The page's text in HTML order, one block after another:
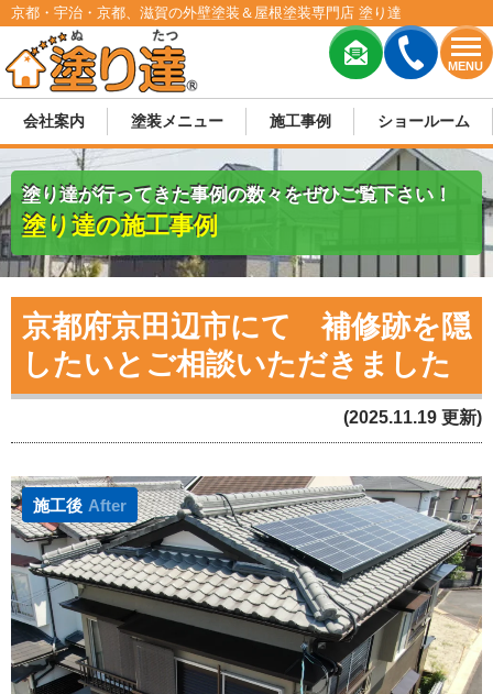
MENU
京都・宇治・京都、滋賀の外壁塗装＆屋根塗装専門店 塗り達
会社案内 塗装メニュー 施工事例 ショールーム
塗り達が行ってきた事例の数々をぜひご覧下さい！
塗り達の施工事例
京都府京田辺市にて 補修跡を隠
したいとご相談いただきました
(2025.11.19 更新)
施工後 After